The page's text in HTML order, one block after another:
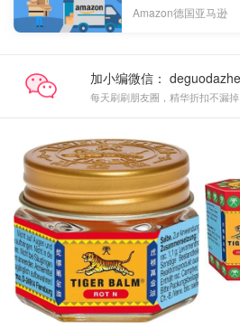
Amazon德国亚马逊
加小编微信：
每天刷刷朋友圈，精华折扣不漏掉